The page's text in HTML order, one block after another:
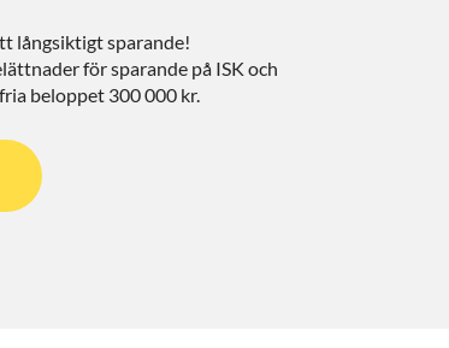
långsiktigt sparande!
för sparande på ISK och
beloppet 300 000 kr.